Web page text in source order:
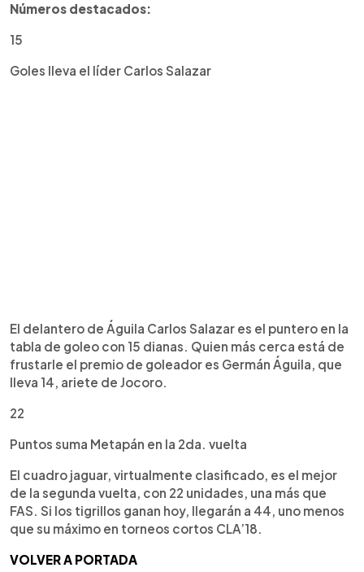
Números destacados:
15
Goles lleva el líder Carlos Salazar
El delantero de Águila Carlos Salazar es el puntero en la
tabla de goleo con 15 dianas. Quien más cerca está de
frustarle el premio de goleador es Germán Águila, que
lleva 14, ariete de Jocoro.
22
Puntos suma Metapán en la 2da. vuelta
El cuadro jaguar, virtualmente clasificado, es el mejor
de la segunda vuelta, con 22 unidades, una más que
FAS. Si los tigrillos ganan hoy, llegarán a 44, uno menos
que su máximo en torneos cortos CLA’18.
VOLVER A PORTADA